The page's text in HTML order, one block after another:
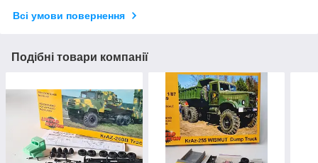
Всі умови повернення
Подібні товари компанії